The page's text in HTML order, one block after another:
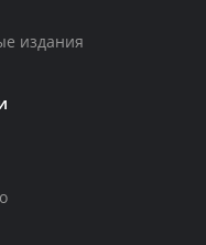
издания